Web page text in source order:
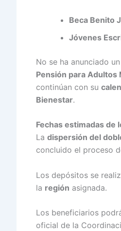
Beca Benito
Jóvenes
No se ha anunciado
Pensión para Adultos
continúan con su
Bienestar.
Fechas estimadas de
La dispersión del
concluido el proceso
Los depósitos se
la región asignada.
Los beneficiarios
oficial de la